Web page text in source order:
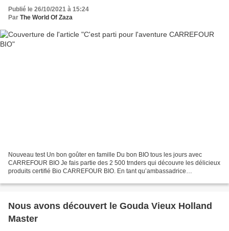
Publié le 26/10/2021 à 15:24
Par The World Of Zaza
Nouveau test Un bon goûter en famille Du bon BIO tous les jours avec
CARREFOUR BIO Je fais partie des 2 500 trnders qui découvre les délicieux
produits certifié Bio CARREFOUR BIO. En tant qu’ambassadrice
Nous avons découvert le Gouda Vieux Holland
Master